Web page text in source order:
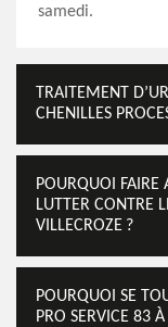
samedi.
TRAITEMENT
CHENILLES
POURQUOI FAIRE
LUTTER CONTRE
VILLECROZE ?
POURQUOI SE
PRO SERVICE 83